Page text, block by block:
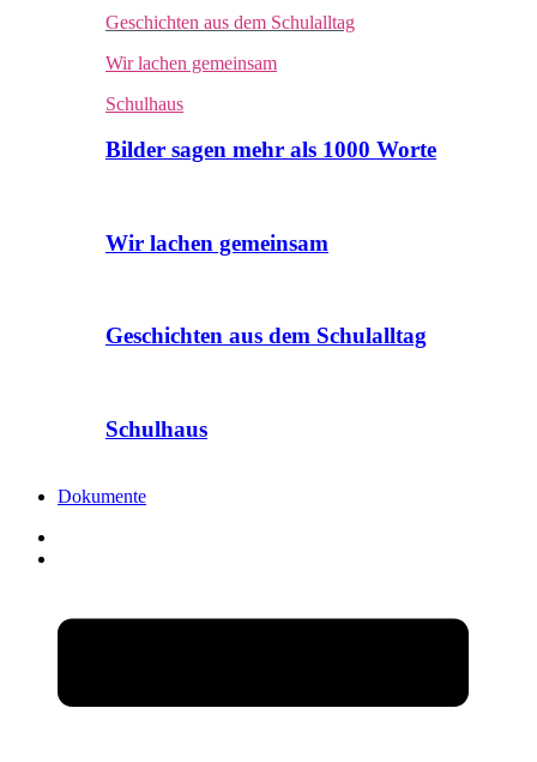
Geschichten aus dem Schulalltag
Wir lachen gemeinsam
Schulhaus
Bilder sagen mehr als 1000 Worte
Wir lachen gemeinsam
Geschichten aus dem Schulalltag
Schulhaus
Dokumente